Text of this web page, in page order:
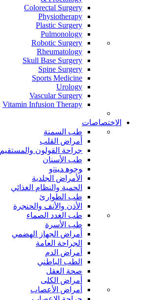
Colorectal Surgery
Physiotherapy
Plastic Surgery
Pulmonology
Robotic Surgery
Rheumatology
Skull Base Surgery
Spine Surgery
Sports Medicine
Urology
Vascular Surgery
Vitamin Infusion Therapy
الاختصاصات
طب السمنة
أمراض القلب
جراحة القولون والمستقيم
طب الأسنان
ﻮﺟﻮﻫ ﺪﻴﻨﺗﻭ
الأمراض الجلدية
الحمية والنظام الغذائي
طب الطوارئ
الأذن والأنف والحنجرة
طب الغدد الصماء
طب الأسرة
أمراض الجهاز الهضمي
الجراحة العامة
أمراض الدم
الطب الباطني
صحة العقل
أمراض الكلى
أمراض الأعصاب